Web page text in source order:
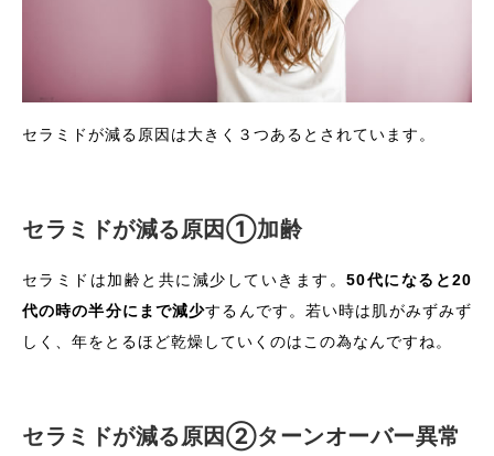
セラミドが減る原因は大きく３つあるとされています。
セラミドが減る原因①加齢
セラミドは加齢と共に減少していきます。50代になると20
代の時の半分にまで減少するんです。若い時は肌がみずみず
しく、年をとるほど乾燥していくのはこの為なんですね。
セラミドが減る原因②ターンオーバー異常